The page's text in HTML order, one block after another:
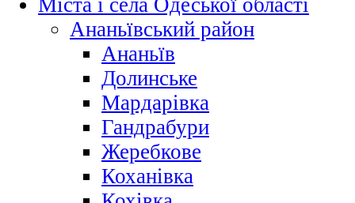
Міста і села Одеської області
Ананьївський район
Ананьїв
Долинське
Мардарівка
Гандрабури
Жеребкове
Коханівка